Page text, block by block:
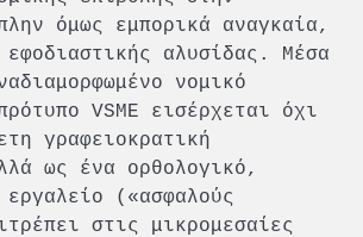
όμως εμπορικά αναγκαία,
αλυσίδας. Μέσα
νομικό
VSME εισέρχεται όχι
γραφειοκρατική
ως ένα ορθολογικό,
εργαλείο («ασφαλούς
στις μικρομεσαίες